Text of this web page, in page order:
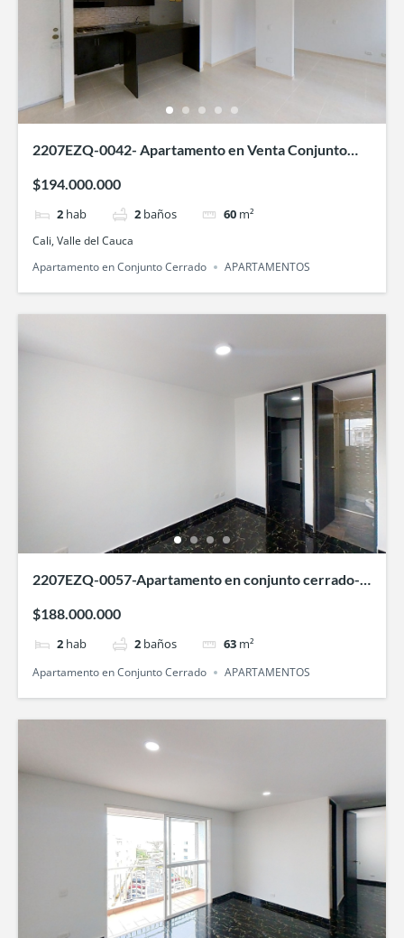
2207EZQ-0042- Apartamento en Venta Conjunto
$194.000.000
2 hab 2 baños 60 m²
Cali, Valle del Cauca
Apartamento en Conjunto Cerrado
APARTAMENTOS
2207EZQ-0057-Apartamento en conjunto cerrado-
$188.000.000
2 hab 2 baños 63 m²
Apartamento en Conjunto Cerrado APARTAMENTOS